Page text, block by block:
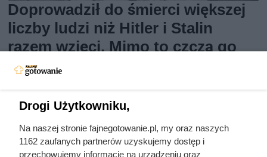
Doprowadził do śmierci większej
liczby ludzi niż Hitler i Stalin
razem wzięci. Mimo to czczą go
jako bohatera
Drogi Użytkowniku,
Na naszej stronie fajnegotowanie.pl, my oraz naszych
1162 zaufanych partnerów uzyskujemy dostęp i
przechowujemy informacje na urządzeniu oraz